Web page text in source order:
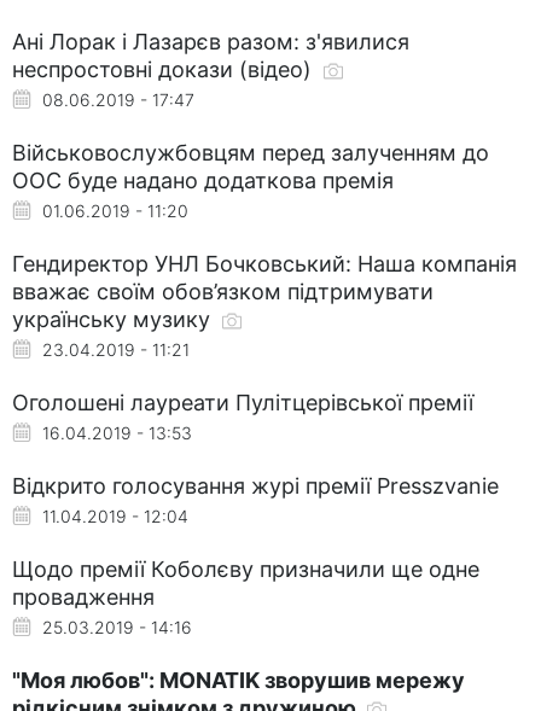
Ані Лорак і Лазарєв разом: з'явилися
неспростовні докази (відео)
08.06.2019 - 17:47
Військовослужбовцям перед залученням до
ООС буде надано додаткова премія
01.06.2019 - 11:20
Гендиректор УНЛ Бочковський: Наша компанія
вважає своїм обов’язком підтримувати
українську музику
23.04.2019 - 11:21
Оголошені лауреати Пулітцерівської премії
16.04.2019 - 13:53
Відкрито голосування журі премії Presszvanie
11.04.2019 - 12:04
Щодо премії Коболєву призначили ще одне
провадження
25.03.2019 - 14:16
"Моя любов": MONATIK зворушив мережу